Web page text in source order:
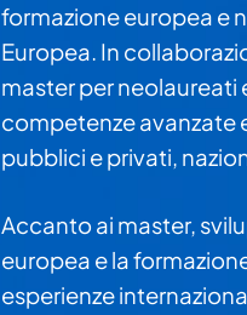
formazione europea e
Europea. In
master per
competenze avanzate
pubblici e privati,
Accanto ai master,
europea e la
esperienze